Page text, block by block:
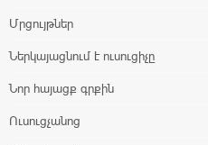
Մրցույթներ
Ներկայացնում է ուսուցիչը
Նոր հայացք գրքին
Ուսուցչանոց